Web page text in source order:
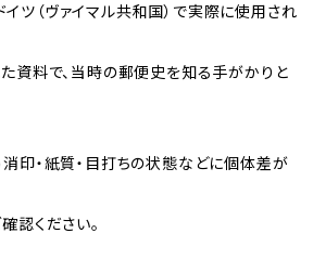
ツ（ヴァイマル共和国）で実際に使用され
資料で、当時の郵便史を知る手がかりと
印・紙質・目打ちの状態などに個体差が
認ください。